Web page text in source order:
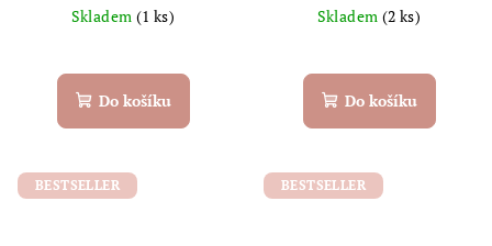
Skladem (1 ks)
Do košíku
Skladem (2 ks)
Do košíku
BESTSELLER BESTSELLER